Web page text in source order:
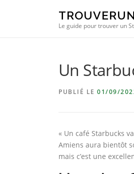
Le guide pour trouver un
Un
PUBLIÉ LE 01/09/
« Un café Starbucks
Amiens aura bientôt
mais c’est une